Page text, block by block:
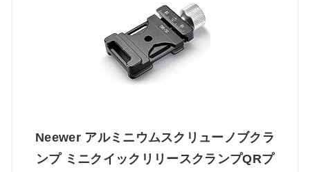
Neewer アルミニウムスクリューノブクラ
ンプ ミニクイックリリースクランプQRプ